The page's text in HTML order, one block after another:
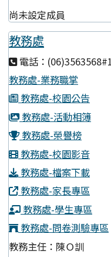
尚未設定成員
教務處
電話：
教務處-業務職掌
教務處-校園公告
教務處-活動相簿
教務處-榮譽榜
教務處-校園影音
教務處-檔案下載
教務處-家長專區
教務處-學生專區
教務處-問卷測驗專區
教務主任：陳Ｏ訓